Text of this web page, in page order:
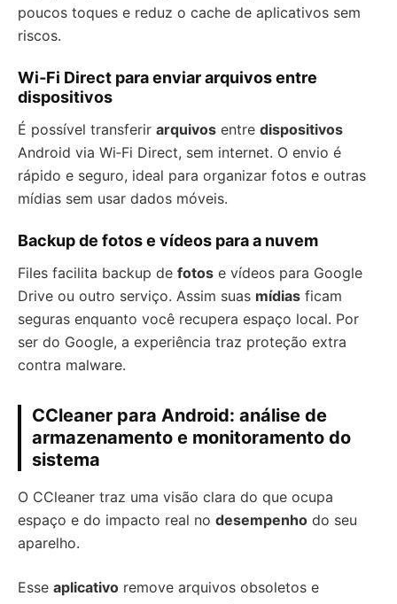
poucos toques e reduz o cache de aplicativos sem
riscos.
Wi‑Fi Direct para enviar arquivos entre
dispositivos
É possível transferir arquivos entre dispositivos
Android via Wi‑Fi Direct, sem internet. O envio é
rápido e seguro, ideal para organizar fotos e outras
mídias sem usar dados móveis.
Backup de fotos e vídeos para a nuvem
Files facilita backup de fotos e vídeos para Google
Drive ou outro serviço. Assim suas mídias ficam
seguras enquanto você recupera espaço local. Por
ser do Google, a experiência traz proteção extra
contra malware.
CCleaner para Android: análise de
armazenamento e monitoramento do
sistema
O CCleaner traz uma visão clara do que ocupa
espaço e do impacto real no desempenho do seu
aparelho.
Esse aplicativo remove arquivos obsoletos e